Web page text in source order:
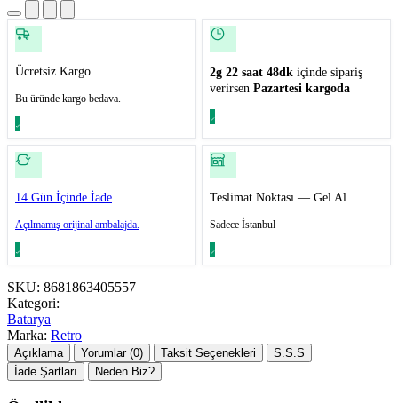
Ücretsiz Kargo
Bu üründe kargo bedava.
2g 22 saat 48dk içinde sipariş
verirsen Pazartesi kargoda
14 Gün İçinde İade
Açılmamış orijinal ambalajda.
Teslimat Noktası — Gel Al
Sadece İstanbul
SKU: 8681863405557
Kategori:
Batarya
Marka: Retro
Açıklama Yorumlar (0) Taksit Seçenekleri
S.S.S
İade Şartları
Neden Biz?